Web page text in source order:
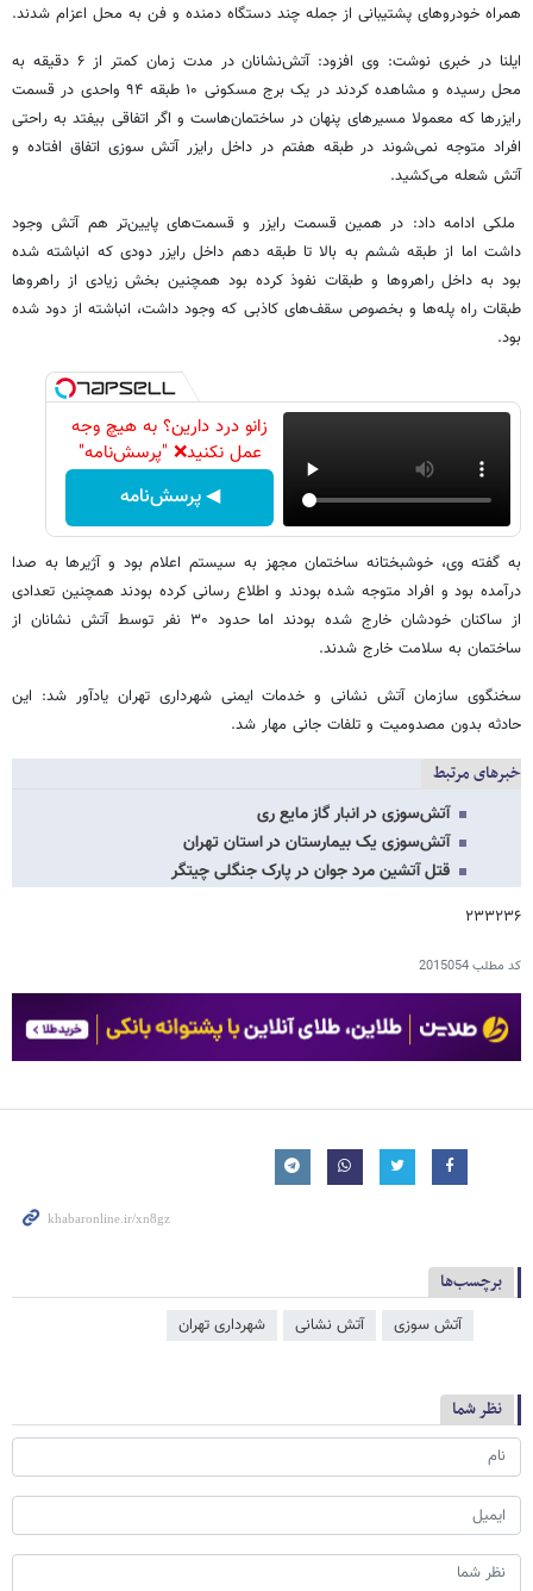
همراه خودروهای پشتیبانی از جمله چند دستگاه دمنده و فن به محل اعزام شدند.
ایلنا در خبری نوشت: وی افزود: آتش‌نشانان در مدت زمان کمتر از ۶ دقیقه به
محل رسیده و مشاهده کردند در یک برج مسکونی ۱۰ طبقه ۹۴ واحدی در قسمت
رایزرها که معمولا مسیرهای پنهان در ساختمان‌هاست و اگر اتفاقی بیفتد به راحتی
افراد متوجه نمی‌شوند در طبقه هفتم در داخل رایزر آتش سوزی اتفاق افتاده و
آتش شعله می‌کشید.
ملکی ادامه داد: در همین قسمت رایزر و قسمت‌های پایین‌تر هم آتش وجود
داشت اما از طبقه ششم به بالا تا طبقه دهم داخل رایزر دودی که انباشته شده
بود به داخل راهروها و طبقات نفوذ کرده بود همچنین بخش زیادی از راهروها
طبقات راه پله‌ها و بخصوص سقف‌های کاذبی که وجود داشت، انباشته از دود شده
بود.
زانو درد دارین؟ به هیچ وجه
عمل نکنید❌ "پرسش‌نامه"
◀ پرسش‌نامه
به گفته وی، خوشبختانه ساختمان مجهز به سیستم اعلام بود و آژیرها به صدا
درآمده بود و افراد متوجه شده بودند و اطلاع رسانی کرده بودند همچنین تعدادی
از ساکنان خودشان خارج شده بودند اما حدود ۳۰ نفر توسط آتش نشانان از
ساختمان به سلامت خارج شدند.
سخنگوی سازمان آتش نشانی و خدمات ایمنی شهرداری تهران یادآور شد: این
حادثه بدون مصدومیت و تلفات جانی مهار شد.
خبرهای مرتبط
آتش‌سوزی در انبار گاز مایع ری
آتش‌سوزی یک بیمارستان در استان تهران
قتل آتشین مرد جوان در پارک جنگلی چیتگر
۲۳۳۲۳۶
کد مطلب2015054
برچسب‌ها
آتش سوزی آتش‌ نشانی شهرداری تهران
نظر شما